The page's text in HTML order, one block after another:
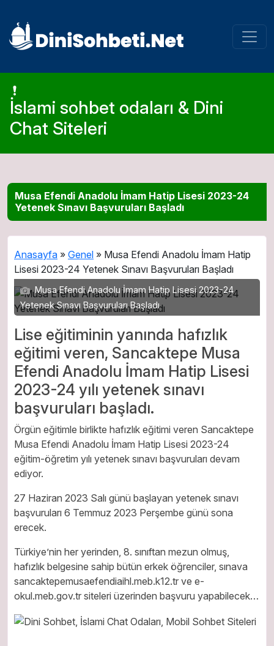
İslami sohbet odaları & Dini
Chat Siteleri
Musa Efendi Anadolu İmam Hatip Lisesi 2023-24
Yetenek Sınavı Başvuruları Başladı
Anasayfa » Genel » Musa Efendi Anadolu İmam Hatip
Lisesi 2023-24 Yetenek Sınavı Başvuruları Başladı
Musa Efendi Anadolu İmam Hatip Lisesi 2023-24
Yetenek Sınavı Başvuruları Başladı
Lise eğitiminin yanında hafızlık
eğitimi veren, Sancaktepe Musa
Efendi Anadolu İmam Hatip Lisesi
2023-24 yılı yetenek sınavı
başvuruları başladı.
Örgün eğitimle birlikte hafızlık eğitimi veren Sancaktepe
Musa Efendi Anadolu İmam Hatip Lisesi 2023-24
eğitim-öğretim yılı yetenek sınavı başvuruları devam
ediyor.
27 Haziran 2023 Salı günü başlayan yetenek sınavı
başvuruları 6 Temmuz 2023 Perşembe günü sona
erecek.
Türkiye’nin her yerinden, 8. sınıftan mezun olmuş,
hafızlık belgesine sahip bütün erkek öğrenciler, sınava
sancaktepemusaefendiaihl.meb.k12.tr ve e-
okul.meb.gov.tr siteleri üzerinden başvuru yapabilecek…